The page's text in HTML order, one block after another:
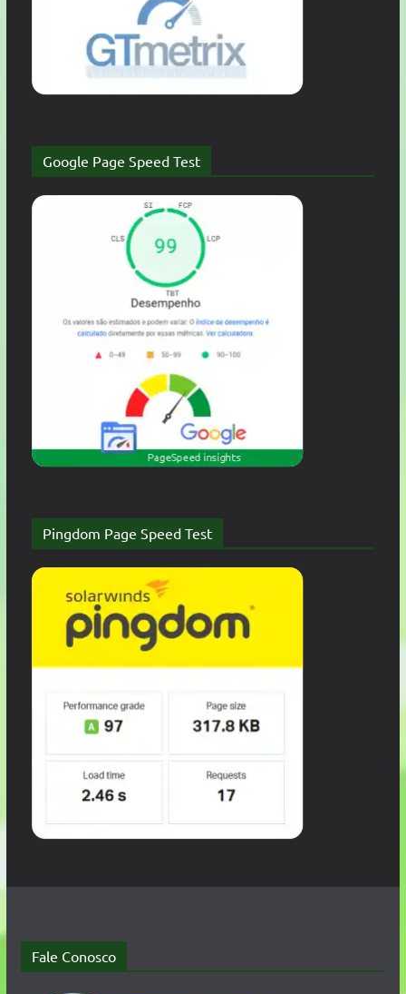
Google Page Speed Test
Pingdom Page Speed Test
Fale Conosco